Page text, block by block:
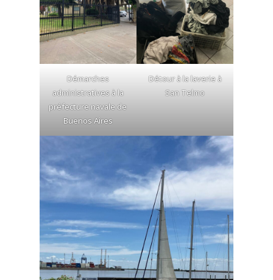
Démarches
administratives à la
préfecture navale de
Buenos Aires
Détour à la laverie à
San Telmo